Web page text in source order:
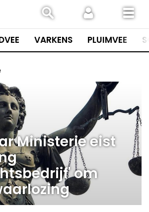
VARKENS PLUIMVEE
Ministerie eist
om